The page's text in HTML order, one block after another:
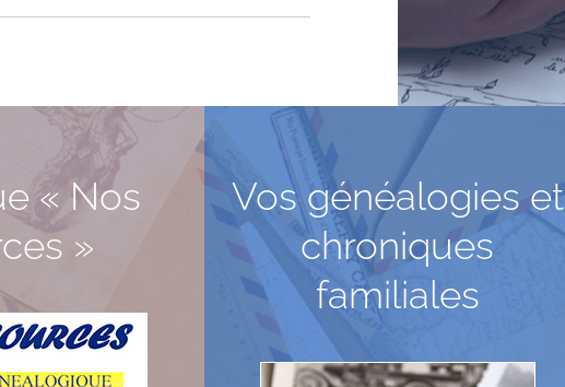
« Nos
»
Vos généalogies et
chroniques
familiales